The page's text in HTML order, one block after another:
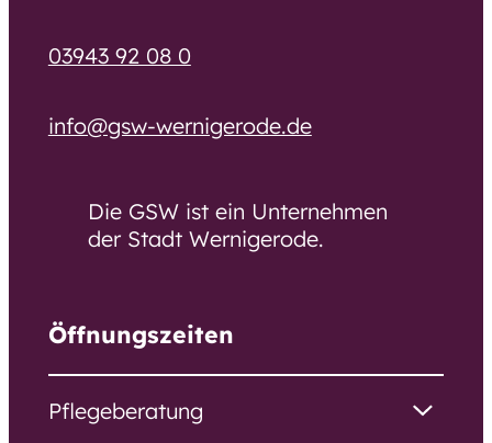
03943 92 08 0
info@gsw-wernigerode.de
Die GSW ist ein Unternehmen
der Stadt Wernigerode.
Öffnungszeiten
Pflegeberatung